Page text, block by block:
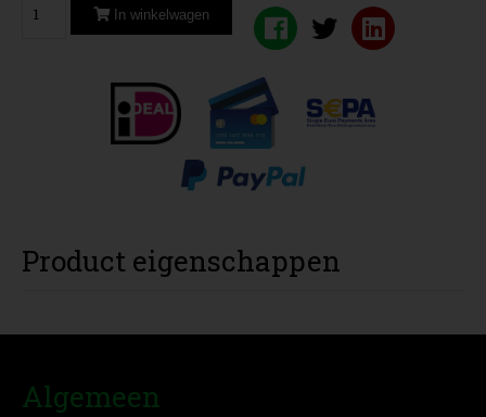
In winkelwagen
Product eigenschappen
Algemeen